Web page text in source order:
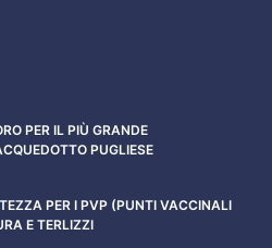
PER IL PIÙ GRANDE
PUGLIESE
PER I PVP (PUNTI VACCINALI
E TERLIZZI